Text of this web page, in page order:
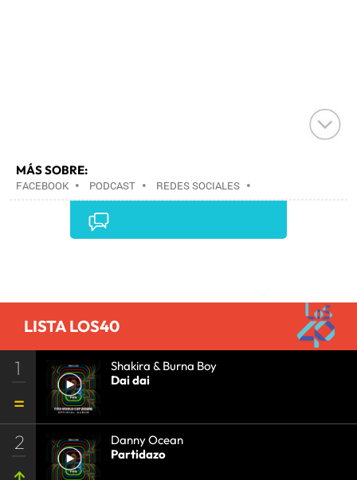
MÁS SOBRE:
FACEBOOK • PODCAST • REDES SOCIALES •
ARCHIVOS MULTIMEDIA•INTERNET•EMPRESAS
•TELECOMUNICACIONES
COMUNICACIONES•
LISTA LOS40
1
Shakira & Burna Boy
Dai dai
2
Danny Ocean
Partidazo